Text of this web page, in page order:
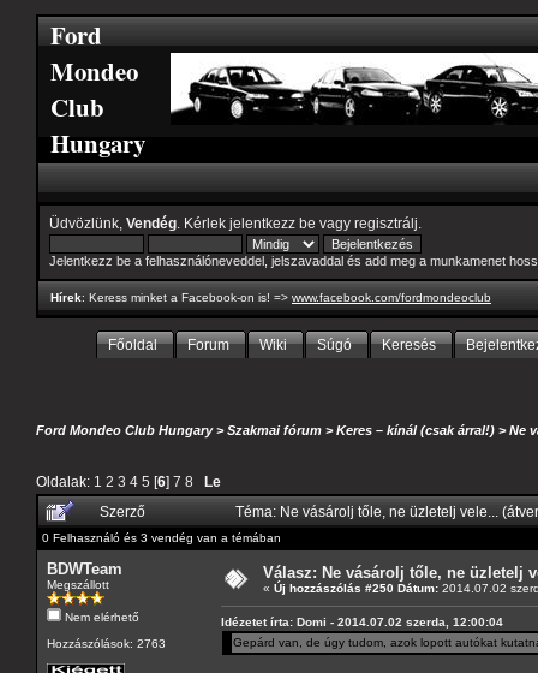
Ford
Mondeo
Club
Hungary
Üdvözlünk, Vendég . Kérlek jelentkezz be vagy regisztrálj
Jelentkezz be a felhasználóneveddel, jelszavaddal és add meg a munkamenet
Hírek: Keress minket a Facebook-on is! => www.facebook.com/fordmondeoclub
Főoldal Forum Wiki Súgó Keresés
Ford Mondeo Club Hungary>Szakmai fórum >Keres – kínál (csak árral!) >Ne
Oldalak: 1 2 3 4 5 [6] 7 8
Le
Szerző
Téma: Ne vásárolj tőle, ne üzletelj vele...
0 Felhasználó és 3 vendég van a témában
BDWTeam
Megszállott
Nem elérhető
Hozzászólások: 2763
Válasz: Ne vásárolj tőle, ne üzletelj
« Új hozzászólás #250 Dátum: 2014.07.02
Idézetet írta: Domi - 2014.07.02 szerda, 12:00:04
Gepárd van, de úgy tudom, azok lopott autókat